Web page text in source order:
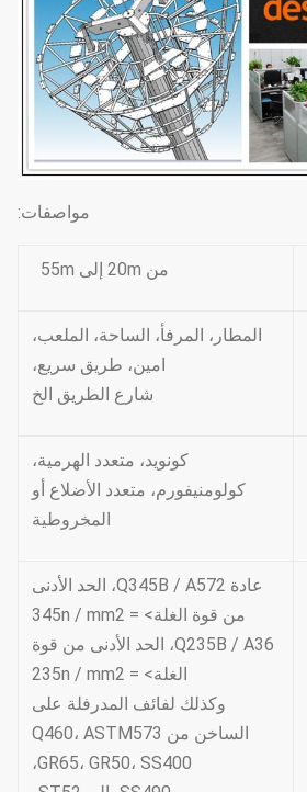
مواصفات:
من 20m إلى 55m
المطار، المرفأ، الساحة، الملعب،
امين، طريق سريع،
شارع الطريق الخ
كونويد، متعدد الهرمية،
كولومنيفورم، متعدد الأضلاع أو
المخروطية
عادة Q345B / A572، الحد الأدنى
من قوة الغلة> = 345n / mm2
Q235B / A36، الحد الأدنى من قوة
الغلة> = 235n / mm2
وكذلك لفائف المدرفلة على
الساخن من Q460، ASTM573
GR65، GR50، SS400،